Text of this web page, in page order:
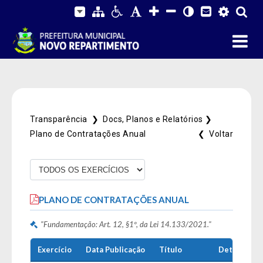
Transparência ❯
Docs, Planos e Relatórios ❯
Plano de Contratações Anual
❮ Voltar
PLANO DE CONTRATAÇÕES ANUAL
"Fundamentação: Art. 12, §1º, da Lei 14.133/2021."
Exercício Data Publicação Título Detalhes
Acessibilidade
Tamanho da fonte:
Gerenciador
Usuário
Webmail
Digite apenas o "usuário" sem @dominio!
SIC Físico
Contatos e Endereço
Fale Conosco